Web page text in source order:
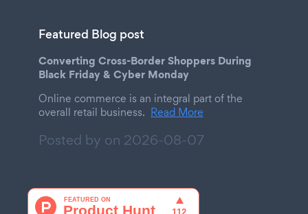
Featured Blog post
Converting Cross-Border Shoppers During
Black Friday & Cyber Monday
Online commerce is an integral part of the
overall retail business. Read More
Posted by on 2026-08-07